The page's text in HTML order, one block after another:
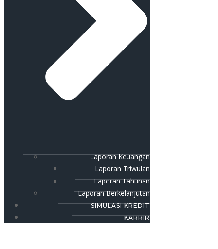
Laporan Keuangan
Laporan Triwulan
Laporan Tahunan
Laporan Berkelanjutan
SIMULASI KREDIT
KARRIR